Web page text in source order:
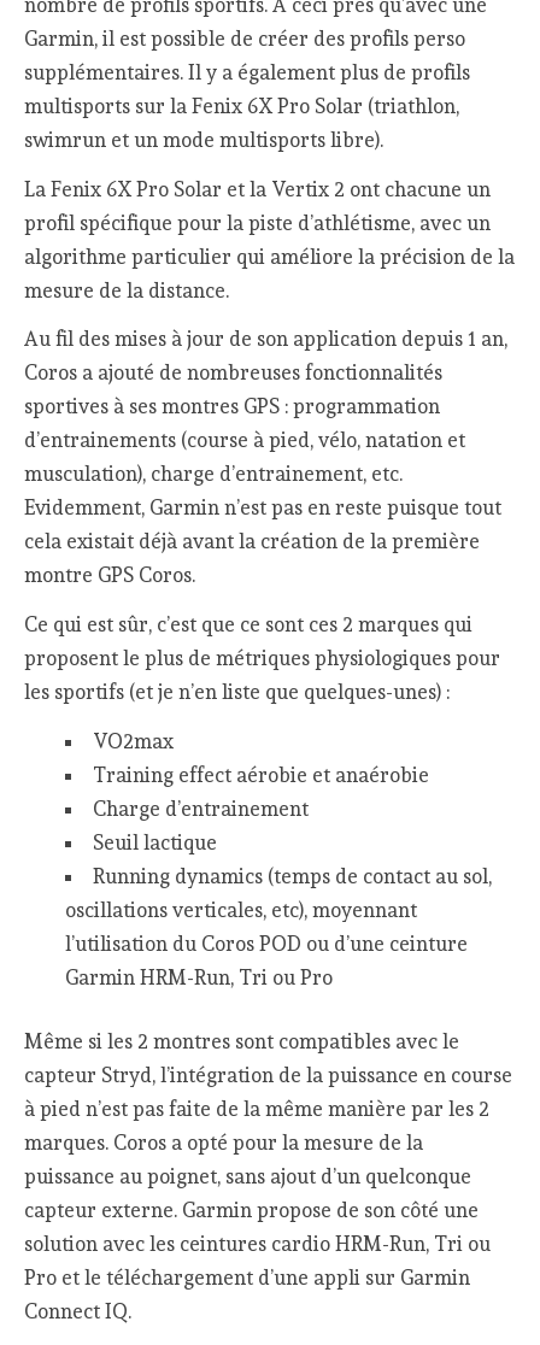
nombre de profils sportifs. A ceci près qu’avec une
Garmin, il est possible de créer des profils perso
supplémentaires. Il y a également plus de profils
multisports sur la Fenix 6X Pro Solar (triathlon,
swimrun et un mode multisports libre).
La Fenix 6X Pro Solar et la Vertix 2 ont chacune un
profil spécifique pour la piste d’athlétisme, avec un
algorithme particulier qui améliore la précision de la
mesure de la distance.
Au fil des mises à jour de son application depuis 1 an,
Coros a ajouté de nombreuses fonctionnalités
sportives à ses montres GPS : programmation
d’entrainements (course à pied, vélo, natation et
musculation), charge d’entrainement, etc.
Evidemment, Garmin n’est pas en reste puisque tout
cela existait déjà avant la création de la première
montre GPS Coros.
Ce qui est sûr, c’est que ce sont ces 2 marques qui
proposent le plus de métriques physiologiques pour
les sportifs (et je n’en liste que quelques-unes) :
VO2max
Training effect aérobie et anaérobie
Charge d’entrainement
Seuil lactique
Running dynamics (temps de contact au sol,
oscillations verticales, etc), moyennant
l’utilisation du Coros POD ou d’une ceinture
Garmin HRM-Run, Tri ou Pro
Même si les 2 montres sont compatibles avec le
capteur Stryd, l’intégration de la puissance en course
à pied n’est pas faite de la même manière par les 2
marques. Coros a opté pour la mesure de la
puissance au poignet, sans ajout d’un quelconque
capteur externe. Garmin propose de son côté une
solution avec les ceintures cardio HRM-Run, Tri ou
Pro et le téléchargement d’une appli sur Garmin
Connect IQ.